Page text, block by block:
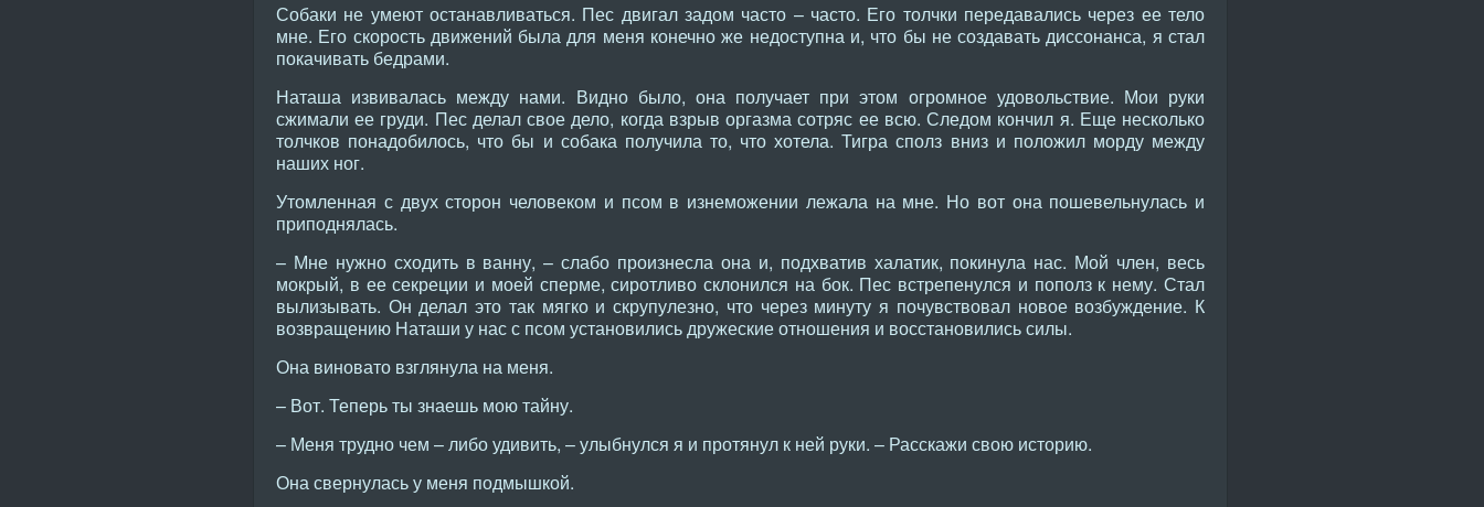
Собаки не умеют останавливаться. Пес двигал задом часто – часто. Его толчки передавались через ее тело
мне. Его скорость движений была для меня конечно же недоступна и, что бы не создавать диссонанса, я стал
покачивать бедрами.
Наташа извивалась между нами. Видно было, она получает при этом огромное удовольствие. Мои руки
сжимали ее груди. Пес делал свое дело, когда взрыв оргазма сотряс ее всю. Следом кончил я. Еще несколько
толчков понадобилось, что бы и собака получила то, что хотела. Тигра сполз вниз и положил морду между
наших ног.
Утомленная с двух сторон человеком и псом в изнеможении лежала на мне. Но вот она пошевельнулась и
приподнялась.
– Мне нужно сходить в ванну, – слабо произнесла она и, подхватив халатик, покинула нас. Мой член, весь
мокрый, в ее секреции и моей сперме, сиротливо склонился на бок. Пес встрепенулся и пополз к нему. Стал
вылизывать. Он делал это так мягко и скрупулезно, что через минуту я почувствовал новое возбуждение. К
возвращению Наташи у нас с псом установились дружеские отношения и восстановились силы.
Она виновато взглянула на меня.
– Вот. Теперь ты знаешь мою тайну.
– Меня трудно чем – либо удивить, – улыбнулся я и протянул к ней руки. – Расскажи свою историю.
Она свернулась у меня подмышкой.